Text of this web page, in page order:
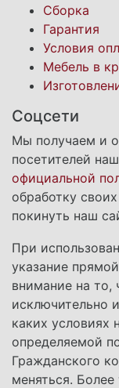
Сборка
Гарантия
Условия
Мебель в
Соцсети
Мы получаем и
посетителей
официальной
обработку
покинуть наш
При
указание
внимание на то,
исключительно
каких условиях
определяемой
Гражданского
меняться.